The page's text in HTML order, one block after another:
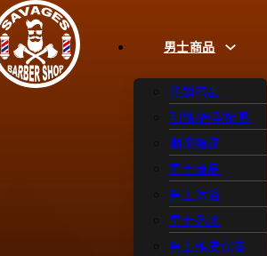
男士商品
熱銷商品
刮鬍/造型梳具
潮流服飾
男士商品
男士沐浴
男士香水
男士頭皮保養